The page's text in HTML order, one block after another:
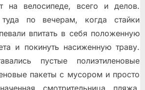
на велосипеде, всего и делов.
по вечерам, когда стайки
впитать в себя положенную
и покинуть насиженную траву.
пустые полиэтиленовые
пакеты с мусором и просто
смотрительница пляжа,